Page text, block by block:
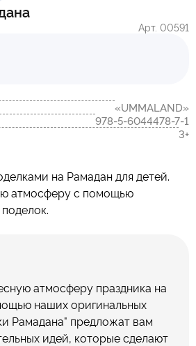
Арт. 00591
«UMMALAND»
978-5-6044478-7-1
3+
на Рамадан для детей.
атмосферу с помощью
атмосферу праздника на
наших оригинальных
Рамадана" предложат вам
идей, которые сделают